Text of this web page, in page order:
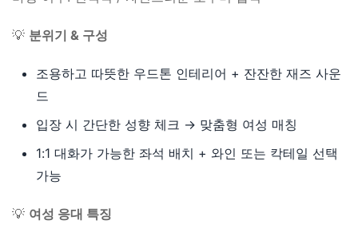
💡 분위기 & 구성
조용하고 따뜻한 우드톤 인테리어 + 잔잔한 재즈 사운
드
입장 시 간단한 성향 체크 → 맞춤형 여성 매칭
1:1 대화가 가능한 좌석 배치 + 와인 또는 칵테일 선택
가능
💡 여성 응대 특징